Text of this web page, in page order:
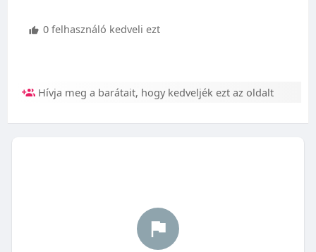
0 felhasználó kedveli ezt
Hívja meg a barátait, hogy kedveljék ezt az oldalt